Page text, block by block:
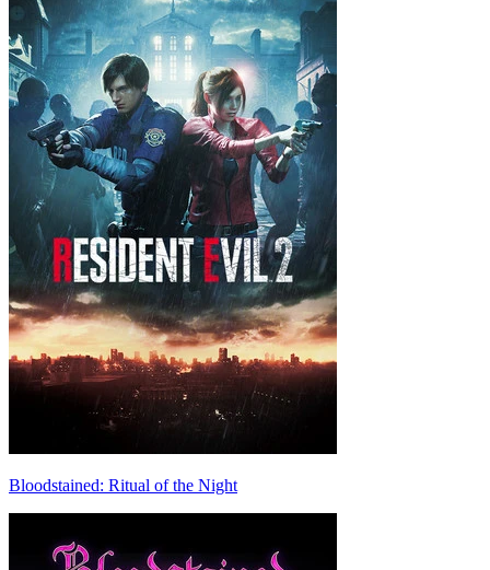
Bloodstained: Ritual of the Night